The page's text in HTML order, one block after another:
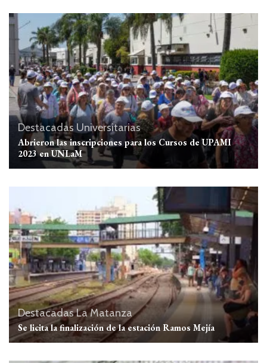
Destacadas Universitarias
Abrieron las inscripciones para los Cursos de UPAMI
2023 en UNLaM
DestacadasLa Matanza
Se licita la finalización de la estación Ramos Mejía